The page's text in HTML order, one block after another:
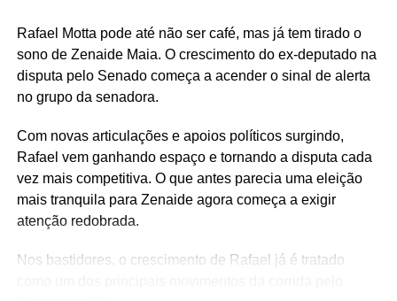
Rafael Motta pode até não ser café, mas já tem tirado o
sono de Zenaide Maia. O crescimento do ex-deputado na
disputa pelo Senado começa a acender o sinal de alerta
no grupo da senadora.
Com novas articulações e apoios políticos surgindo,
Rafael vem ganhando espaço e tornando a disputa cada
vez mais competitiva. O que antes parecia uma eleição
mais tranquila para Zenaide agora começa a exigir
atenção redobrada.
Nos bastidores, o crescimento de Rafael já é tratado